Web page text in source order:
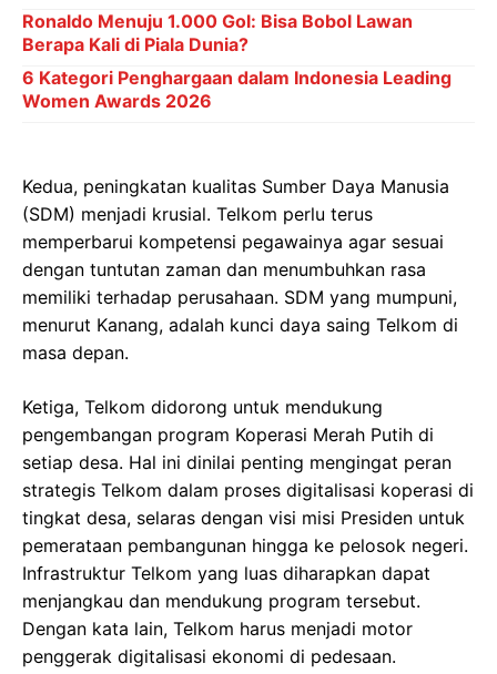
Ronaldo Menuju 1.000 Gol: Bisa Bobol Lawan
Berapa Kali di Piala Dunia?
6 Kategori Penghargaan dalam Indonesia Leading
Women Awards 2026
Kedua, peningkatan kualitas Sumber Daya Manusia
(SDM) menjadi krusial. Telkom perlu terus
memperbarui kompetensi pegawainya agar sesuai
dengan tuntutan zaman dan menumbuhkan rasa
memiliki terhadap perusahaan. SDM yang mumpuni,
menurut Kanang, adalah kunci daya saing Telkom di
masa depan.
Ketiga, Telkom didorong untuk mendukung
pengembangan program Koperasi Merah Putih di
setiap desa. Hal ini dinilai penting mengingat peran
strategis Telkom dalam proses digitalisasi koperasi di
tingkat desa, selaras dengan visi misi Presiden untuk
pemerataan pembangunan hingga ke pelosok negeri.
Infrastruktur Telkom yang luas diharapkan dapat
menjangkau dan mendukung program tersebut.
Dengan kata lain, Telkom harus menjadi motor
penggerak digitalisasi ekonomi di pedesaan.